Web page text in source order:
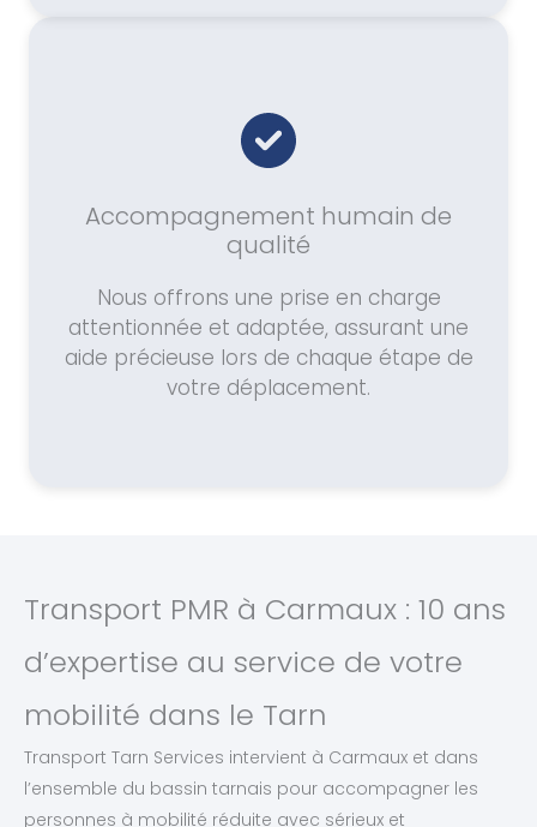
Accompagnement humain de
qualité
Nous offrons une prise en charge
attentionnée et adaptée, assurant une
aide précieuse lors de chaque étape de
votre déplacement.
Transport PMR à Carmaux : 10 ans
d’expertise au service de votre
mobilité dans le Tarn
Transport Tarn Services intervient à Carmaux et dans
l’ensemble du bassin tarnais pour accompagner les
personnes à mobilité réduite avec sérieux et